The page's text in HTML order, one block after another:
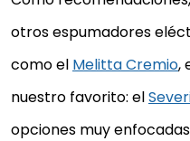
otros espumadores
como el Melitta Cremio,
nuestro favorito: el
opciones muy